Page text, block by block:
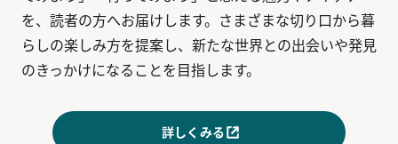
を、読者の方へお届けします。さまざまな切り口から暮
らしの楽しみ方を提案し、新たな世界との出会いや発見
のきっかけになることを目指します。
詳しくみる